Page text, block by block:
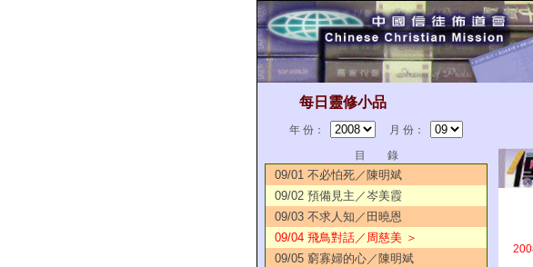
每日靈修小品
年 份：
月 份：
目 錄
09/01 不必怕死／陳明斌
09/02 預備見主／岑美霞
09/03 不求人知／田曉恩
09/04 飛鳥對話／周慈美 ＞
09/05 窮寡婦的心／陳明斌